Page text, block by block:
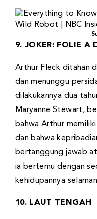
9. JOKER: FOLIE A
Arthur Fleck ditahan
dan menunggu
dilakukannya dua
Maryanne Stewart,
bahwa Arthur
dan bahwa
bertanggung jawab
ia bertemu dengan
kehidupannya
10. LAUT TENGAH